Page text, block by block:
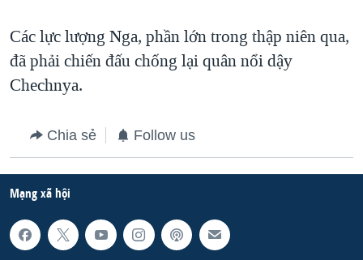
Các lực lượng Nga, phần lớn trong thập niên qua,
đã phải chiến đấu chống lại quân nổi dậy
Chechnya.
Chia sẻ Follow us
Mạng xã hội